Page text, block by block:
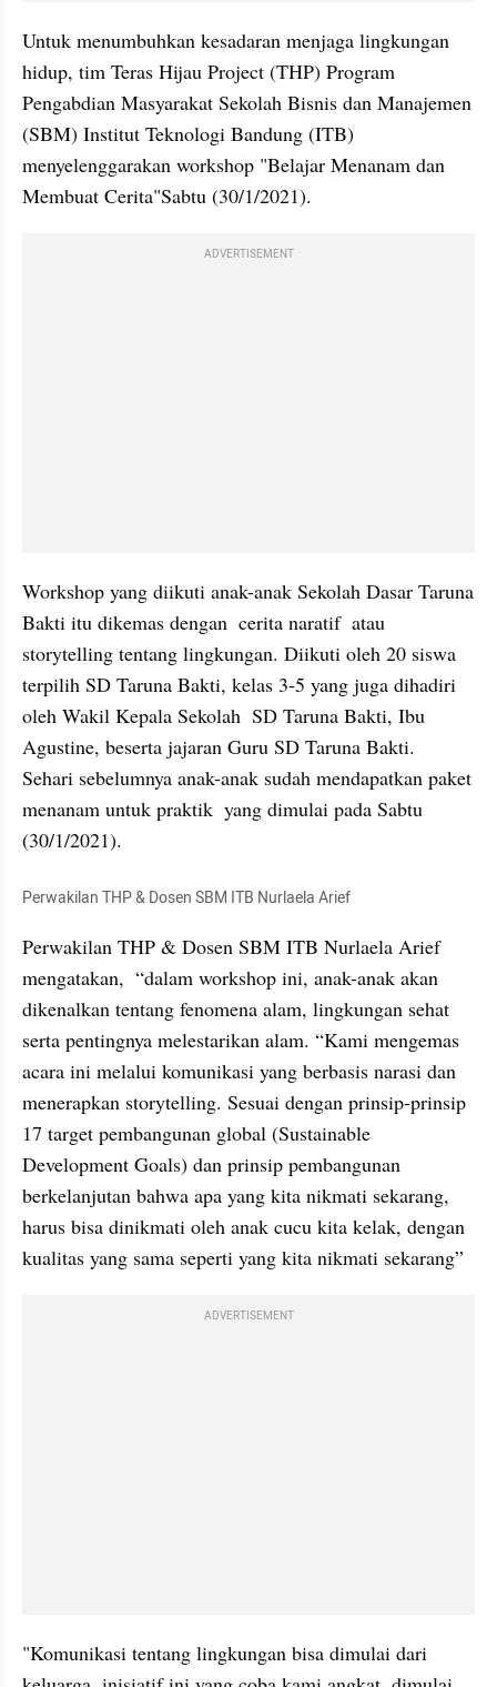
Untuk menumbuhkan kesadaran menjaga lingkungan
hidup, tim Teras Hijau Project (THP) Program
Pengabdian Masyarakat Sekolah Bisnis dan Manajemen
(SBM) Institut Teknologi Bandung (ITB)
menyelenggarakan workshop "Belajar Menanam dan
Membuat Cerita"Sabtu (30/1/2021).
ADVERTISEMENT
Workshop yang diikuti anak-anak Sekolah Dasar Taruna
Bakti itu dikemas dengan  cerita naratif  atau
storytelling tentang lingkungan. Diikuti oleh 20 siswa
terpilih SD Taruna Bakti, kelas 3-5 yang juga dihadiri
oleh Wakil Kepala Sekolah  SD Taruna Bakti, Ibu
Agustine, beserta jajaran Guru SD Taruna Bakti.
Sehari sebelumnya anak-anak sudah mendapatkan paket
menanam untuk praktik  yang dimulai pada Sabtu
(30/1/2021).
Perwakilan THP & Dosen SBM ITB Nurlaela Arief
Perwakilan THP & Dosen SBM ITB Nurlaela Arief
mengatakan,  “dalam workshop ini, anak-anak akan
dikenalkan tentang fenomena alam, lingkungan sehat
serta pentingnya melestarikan alam. “Kami mengemas
acara ini melalui komunikasi yang berbasis narasi dan
menerapkan storytelling. Sesuai dengan prinsip-prinsip
17 target pembangunan global (Sustainable
Development Goals) dan prinsip pembangunan
berkelanjutan bahwa apa yang kita nikmati sekarang,
harus bisa dinikmati oleh anak cucu kita kelak, dengan
kualitas yang sama seperti yang kita nikmati sekarang”
ADVERTISEMENT
"Komunikasi tentang lingkungan bisa dimulai dari